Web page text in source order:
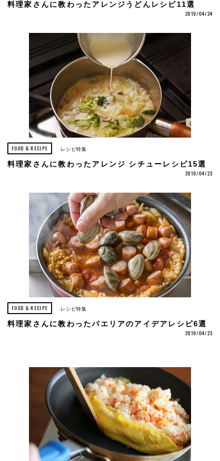
料理家さんに教わったアレンジうどんレシピ11選
2019/04/24
FOOD & RECIPE レシピ特集
料理家さんに教わったアレンジ シチューレシピ15選
2019/04/23
FOOD & RECIPE レシピ特集
料理家さんに教わったパエリアのアイデアレシピ6選
2019/04/23